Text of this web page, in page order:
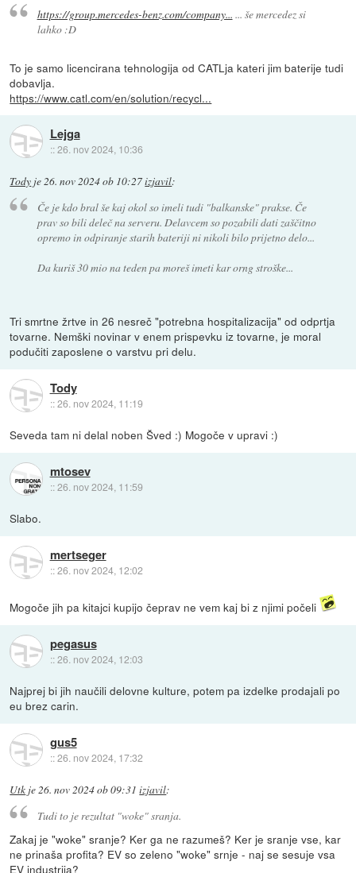
https://group.mercedes-benz.com/company... ... še mercedez si
lahko :D
To je samo licencirana tehnologija od CATLja kateri jim baterije tudi
dobavlja.
https://www.catl.com/en/solution/recycl...
Lejga
::26. nov 2024, 10:36
Tody je26. nov 2024 ob 10:27izjavil:
Če je kdo bral še kaj okol so imeli tudi "balkanske" prakse. Če
prav so bili deleč na serveru. Delavcem so pozabili dati zaščitno
opremo in odpiranje starih bateriji ni nikoli bilo prijetno delo...
Da kuriš 30 mio na teden pa moreš imeti kar orng stroške...
Tri smrtne žrtve in 26 nesreč "potrebna hospitalizacija" od odprtja
tovarne. Nemški novinar v enem prispevku iz tovarne, je moral
podučiti zaposlene o varstvu pri delu.
Tody
::26. nov 2024, 11:19
Seveda tam ni delal noben Šved :) Mogoče v upravi :)
mtosev
::26. nov 2024, 11:59
Slabo.
mertseger
::26. nov 2024, 12:02
Mogoče jih pa kitajci kupijo čeprav ne vem kaj bi z njimi počeli
pegasus
::26. nov 2024, 12:03
Najprej bi jih naučili delovne kulture, potem pa izdelke prodajali po
eu brez carin.
gus5
::26. nov 2024, 17:32
Utk je 26. nov 2024 ob 09:31 izjavil:
Tudi to je rezultat "woke" sranja.
Zakaj je "woke" sranje? Ker ga ne razumeš? Ker je sranje vse, kar
ne prinaša profita? EV so zeleno "woke" srnje - naj se sesuje vsa
EV industrija?